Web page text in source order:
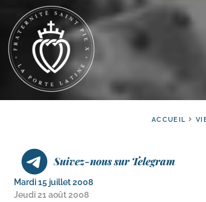
ACCUEIL
Suivez-nous sur Telegram
Mardi 15 juillet 2008
Jeudi 21 août 2008